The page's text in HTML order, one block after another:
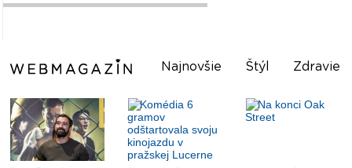
Najnovšie Štýl Zdravie